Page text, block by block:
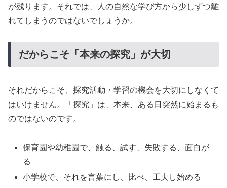
が残ります。それでは、人の自然な学び方から少しずつ離
れてしまうのではないでしょうか。
だからこそ「本来の探究」が大切
それだからこそ、探究活動・学習の機会を大切にしなくて
はいけません。「探究」は、本来、ある日突然に始まるも
のではないのです。
保育園や幼稚園で、触る、試す、失敗する、面白が
る
小学校で、それを言葉にし、比べ、工夫し始める